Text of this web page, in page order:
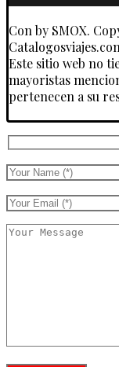
Con by SMOX.
Este sitio web no
mayoristas
pertenecen a su